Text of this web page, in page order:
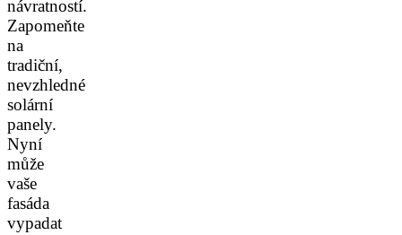
návratností.
Zapomeňte
na
tradiční,
nevzhledné
solární
panely.
Nyní
může
vaše
fasáda
vypadat